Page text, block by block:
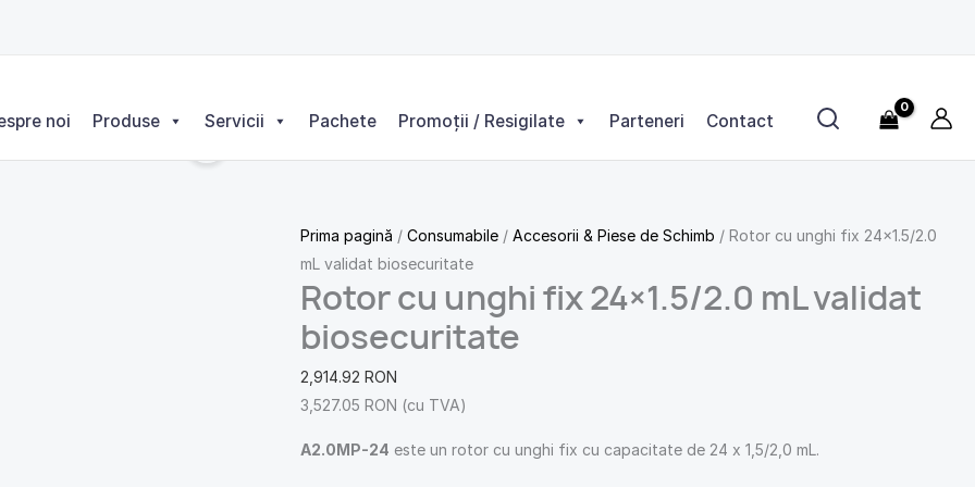
noi Produse Servicii Pachete Promoții / Resigilate Parteneri Contact
Prima pagină /Consumabile /Accesorii & Piese de Schimb / Rotor cu unghi fix 24×1.5/2.0
mL validat biosecuritate
Rotor cu unghi fix 24×1.5/2.0 mL validat
biosecuritate
2,914.92 RON
3,527.05 RON (cu TVA)
A2.0MP-24 este un rotor cu unghi fix cu capacitate de 24 x 1,5/2,0 mL.
fix
biosecuritate
biosecuritate